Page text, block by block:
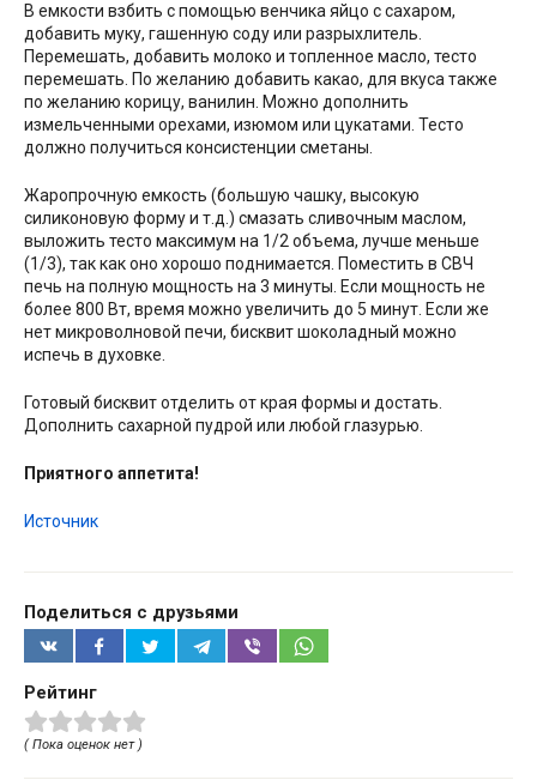
В емкости взбить с помощью венчика яйцо с сахаром,
добавить муку, гашенную соду или разрыхлитель.
Перемешать, добавить молоко и топленное масло, тесто
перемешать. По желанию добавить какао, для вкуса также
по желанию корицу, ванилин. Можно дополнить
измельченными орехами, изюмом или цукатами. Тесто
должно получиться консистенции сметаны.
Жаропрочную емкость (большую чашку, высокую
силиконовую форму и т.д.) смазать сливочным маслом,
выложить тесто максимум на 1/2 объема, лучше меньше
(1/3), так как оно хорошо поднимается. Поместить в СВЧ
печь на полную мощность на 3 минуты. Если мощность не
более 800 Вт, время можно увеличить до 5 минут. Если же
нет микроволновой печи, бисквит шоколадный можно
испечь в духовке.
Готовый бисквит отделить от края формы и достать.
Дополнить сахарной пудрой или любой глазурью.
Приятного аппетита!
Источник
Поделиться с друзьями
Рейтинг
( Пока оценок нет )